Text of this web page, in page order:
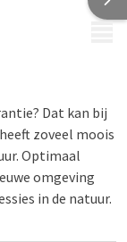
Dat kan bij
zoveel moois
Optimaal
omgeving
in de natuur.